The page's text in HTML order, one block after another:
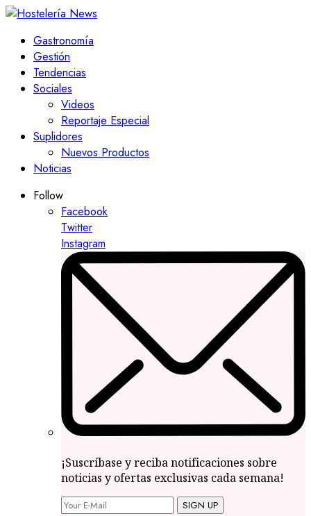
Gastronomía
Gestión
Tendencias
Sociales
Videos
Reportaje Especial
Suplidores
Nuevos Productos
Noticias
Follow
Facebook
Twitter
Instagram
¡Suscríbase y reciba notificaciones sobre
noticias y ofertas exclusivas cada semana!
SIGN UP